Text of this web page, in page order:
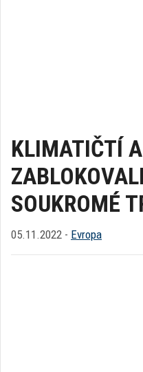
KLIMATIČTÍ
SOUKROMÉ
05.11.2022 - Evropa